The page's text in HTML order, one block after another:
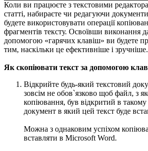
Коли ви працюєте з текстовими
статті, набираєте чи редагуючи
будете використовувати операції
фрагментів тексту. Освоївши виконання
допомогою «гарячих клавіш» ви будете
тим, наскільки це ефективніше і зручніше.
Як скопіювати текст за допомогою
Відкрийте будь-який текстовий
зовсім не обов`язково щоб файл, з
копіювання, був відкритий в
документ в який цей текст буде
Можна з однаковим успіхом
вставляти в Microsoft Word.